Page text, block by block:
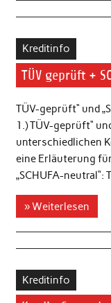
Kreditinfo
TÜV geprüft +
TÜV-geprüft“ und
1.) TÜV-geprüft“
unterschiedlichen
eine Erläuterung
„SCHUFA-
» Weiterlesen
Kreditinfo